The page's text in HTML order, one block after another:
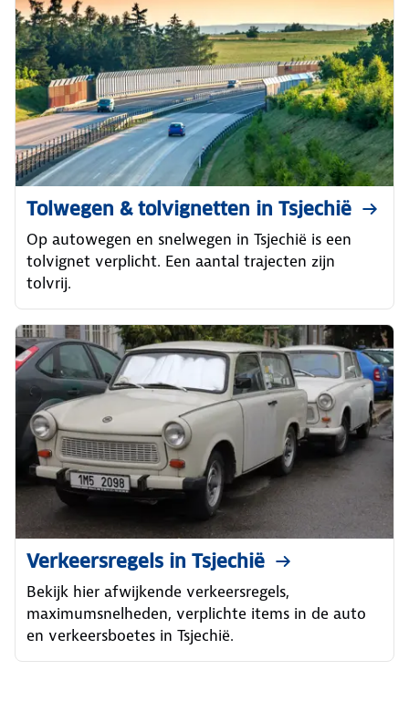
Tolwegen & tolvignetten in Tsjechië
Op autowegen en snelwegen in Tsjechië is een
tolvignet verplicht. Een aantal trajecten zijn
tolvrij.
Verkeersregels in Tsjechië
Bekijk hier afwijkende verkeersregels,
maximumsnelheden, verplichte items in de auto
en verkeersboetes in Tsjechië.